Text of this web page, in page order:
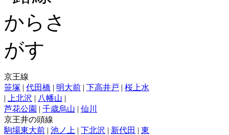
京王線
笹塚 | 代田橋 | 明大前 | 下高井戸 | 桜上水
|
上北沢 | 八幡山 |
芦花公園 | 千歳烏山 | 仙川
京王井の頭線
駒場東大前 | 池ノ上 | 下北沢 | 新代田 | 東